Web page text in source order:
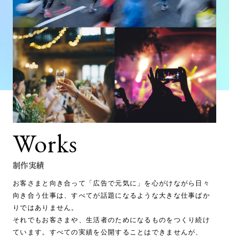
Works
制作実績
お客さまと向き合って「広告で元気に」を心がけながら日々
向き合う仕事は、すべてが話題になるような大きな仕事ばか
りではありません。
それでもお客さまや、生活者のためになるものをつくり続け
ています。すべての実績を公開することはできませんが、